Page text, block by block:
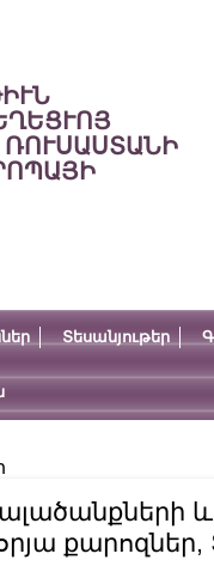
Տեսանյութեր
և